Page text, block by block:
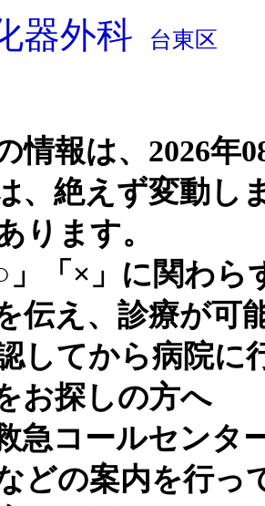
器外科 台東区
情報は、2026年
、絶えず変動し
ります。
」「×」に関わら
伝え、診療が可
してから病院に
お探しの方へ
急コールセンタ
どの案内を行っ